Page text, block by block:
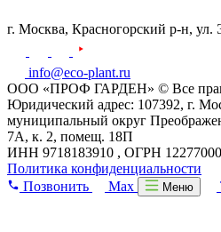
г. Москва, Красногорский р-н, ул.
info@eco-plant.ru
ООО «ПРОФ ГАРДЕН» © Все
Юридический адрес: 107392, г.
муниципальный округ
7А, к. 2, помещ. 18П
ИНН 9718183910 , ОГРН
Политика конфиденциальности
Позвонить
Max Меню